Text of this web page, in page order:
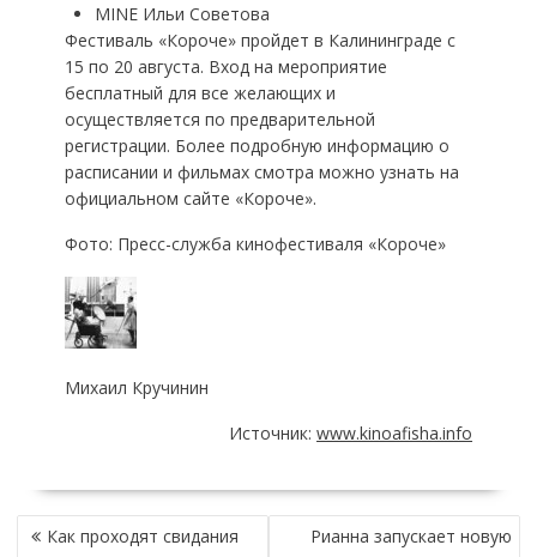
MINE Ильи Советова
Фестиваль «Короче» пройдет в Калининграде с
15 по 20 августа. Вход на мероприятие
бесплатный для все желающих и
осуществляется по предварительной
регистрации. Более подробную информацию о
расписании и фильмах смотра можно узнать на
официальном сайте «Короче».
Фото: Пресс-служба кинофестиваля «Короче»
Михаил Кручинин
Источник:www.kinoafisha.info
НАВИГАЦИЯ
Как проходят свидания
Рианна запускает новую